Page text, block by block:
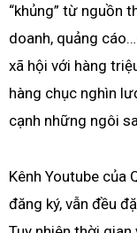
“khủng” từ nguồn
doanh, quảng
xã hội với hàng
hàng chục nghìn
cạnh những ngôi
Kênh Youtube của
đăng ký, vẫn đều